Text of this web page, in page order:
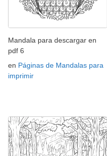
Mandala para descargar en
pdf 6
en Páginas de Mandalas para
imprimir